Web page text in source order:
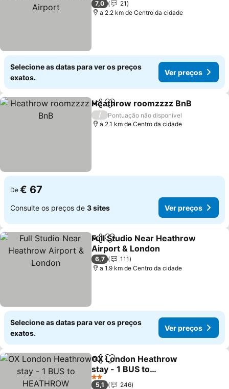
Airport
Ver preços
7,0
21
a 2.2 km de Centro da cidade
Selecione as datas para ver os preços
exatos.
Ver preços
PartilharAdicionar aos favoritos
Heathrow roomzzzz BnB
/
Pontuação não disponível
a 2.1 km de Centro da cidade
De € 67
Consulte os preços de 3 sites Ver preços
PartilharAdicionar aos favoritos
Full Studio Near Heathrow
Airport & London
Ver preços
6,7
111
a 1.9 km de Centro da cidade
Selecione as datas para ver os preços
exatos.
Ver preços
PartilharAdicionar aos favoritos
OX London Heathrow
stay - 1 BUS to
HEATHROW
Ver preços
2 Estrelas
5,1
246